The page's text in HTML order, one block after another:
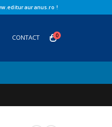
!
CONTACT 0